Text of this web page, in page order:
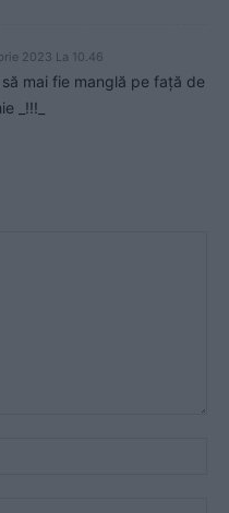
2023 La 10.46
mai fie manglă pe față de
_!!!_